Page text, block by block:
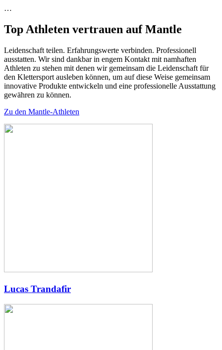
…
Top Athleten vertrauen auf Mantle
Leidenschaft teilen. Erfahrungswerte verbinden. Professionell
ausstatten. Wir sind dankbar in engem Kontakt mit namhaften
Athleten zu stehen mit denen wir gemeinsam die Leidenschaft für
den Klettersport ausleben können, um auf diese Weise gemeinsam
innovative Produkte entwickeln und eine professionelle Ausstattung
gewähren zu können.
Zu den Mantle-Athleten
Lucas Trandafir